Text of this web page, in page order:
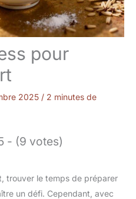
pour
2025 / 2 minutes de
- (9 votes)
trouver le temps de préparer
un défi. Cependant, avec